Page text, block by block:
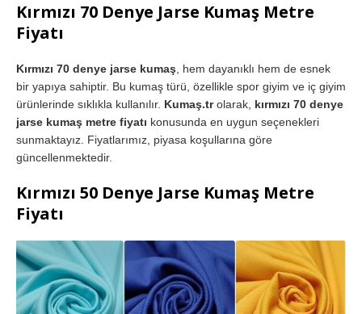
Kırmızı 70 Denye Jarse Kumaş Metre
Fiyatı
Kırmızı 70 denye jarse kumaş , hem dayanıklı hem de esnek
bir yapıya sahiptir. Bu kumaş türü, özellikle spor giyim ve iç giyim
ürünlerinde sıklıkla kullanılır. Kumaş.trolarak, kırmızı 70 denye
jarse kumaş metre fiyatı konusunda en uygun seçenekleri
sunmaktayız. Fiyatlarımız, piyasa koşullarına göre
güncellenmektedir.
Kırmızı 50 Denye Jarse Kumaş Metre
Fiyatı